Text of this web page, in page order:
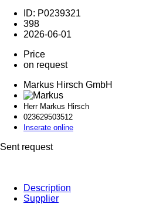
ID: P0239321
398
2026-06-01
Price
on request
Markus Hirsch GmbH
Herr Markus Hirsch
023629503512
Inserate online
Sent request
Description
Supplier